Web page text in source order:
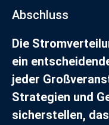
Abschluss
Die
ein
jeder
Strategien und
sicherstellen,